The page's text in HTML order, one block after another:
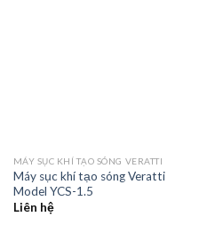
MÁY SỤC KHÍ TẠO SÓNG VERATTI
Máy sục khí tạo sóng Veratti
Model YCS-1.5
Liên hệ